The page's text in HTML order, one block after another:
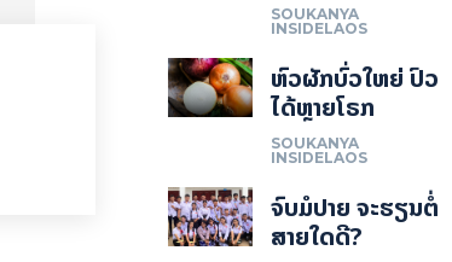
SOUKANYA
INSIDELAOS
ຫົວຜັກບົ່ວໃຫຍ່ ປົວ
ໄດ້ຫຼາຍໂຣກ
SOUKANYA
INSIDELAOS
ຈົບມໍປາຍ ຈະຮຽນຕໍ່
ສາຍໃດດີ?